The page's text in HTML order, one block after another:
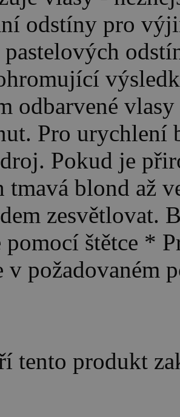
odstíny pro
pastelových
odbarvené
Pro urychlení
Pokud je
tmavá blond až
zesvětlovat.
pomocí štětce *
v požadovaném
tento produkt